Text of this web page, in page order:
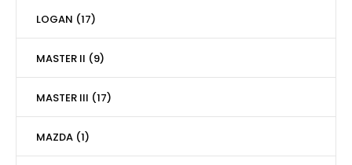
LOGAN (17)
MASTER II (9)
MASTER III (17)
MAZDA (1)